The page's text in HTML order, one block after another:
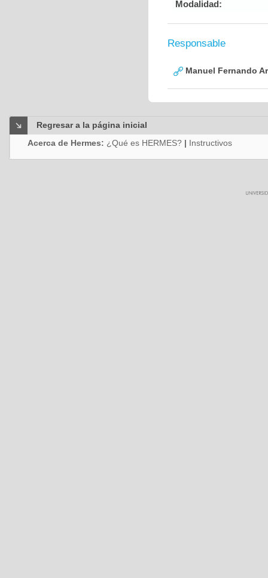
Modalidad:
Responsable
Manuel Fernando
Regresar a la página inicial
Acerca de Hermes: ¿Qué es HERMES? | Instructivos